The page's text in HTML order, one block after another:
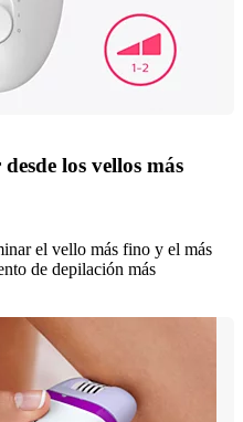
los vellos más
el vello más fino y el más
de depilación más